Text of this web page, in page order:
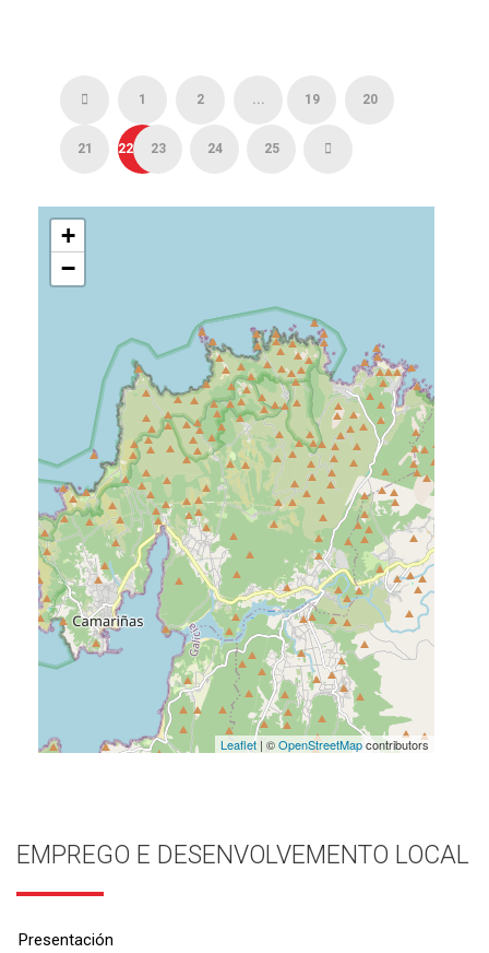
1 2 ... 19 20
21 22 23 24 25
+
−
Leaflet| ©OpenStreetMapcontributors
EMPREGO E DESENVOLVEMENTO LOCAL
Presentación